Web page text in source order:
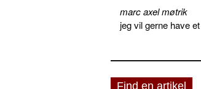
marc axel møtrik
jeg vil gerne have
Find en artikel